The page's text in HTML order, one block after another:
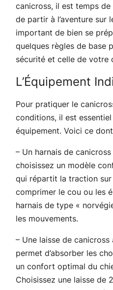
canicross, il est temps
de partir à l’aventure sur
important de bien se
quelques règles de base
sécurité et celle de votre
L’Équipement
Pour pratiquer le
conditions, il est essentiel
équipement. Voici ce
– Un harnais de
choisissez un modèle
qui répartit la traction
comprimer le cou ou les
harnais de type «
les mouvements.
– Une laisse de
permet d’absorber les
un confort optimal du
Choisissez une laisse de